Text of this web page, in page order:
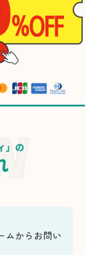
」の
ムからお問い